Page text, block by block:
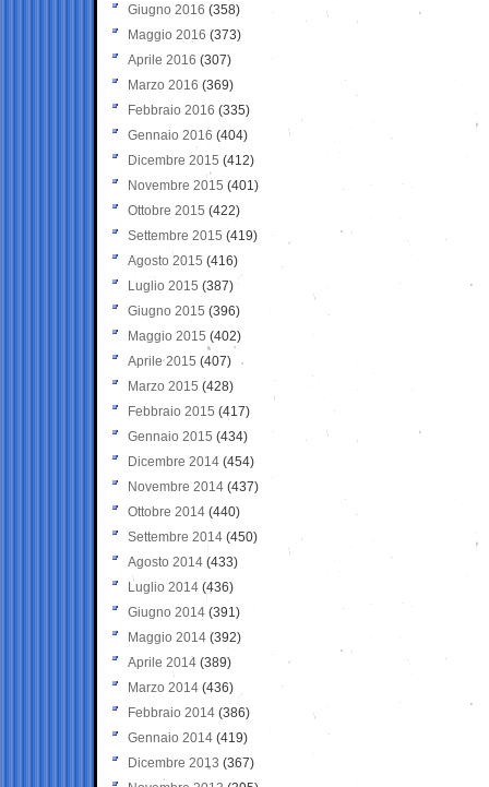
Giugno 2016 (358)
Maggio 2016 (373)
Aprile 2016 (307)
Marzo 2016 (369)
Febbraio 2016 (335)
Gennaio 2016 (404)
Dicembre 2015 (412)
Novembre 2015 (401)
Ottobre 2015 (422)
Settembre 2015 (419)
Agosto 2015 (416)
Luglio 2015 (387)
Giugno 2015 (396)
Maggio 2015 (402)
Aprile 2015 (407)
Marzo 2015 (428)
Febbraio 2015 (417)
Gennaio 2015 (434)
Dicembre 2014 (454)
Novembre 2014 (437)
Ottobre 2014 (440)
Settembre 2014 (450)
Agosto 2014 (433)
Luglio 2014 (436)
Giugno 2014 (391)
Maggio 2014 (392)
Aprile 2014 (389)
Marzo 2014 (436)
Febbraio 2014 (386)
Gennaio 2014 (419)
Dicembre 2013 (367)